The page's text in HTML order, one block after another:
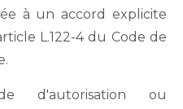
à un accord explicite
L.122-4 du Code de
d'autorisation ou